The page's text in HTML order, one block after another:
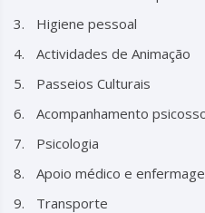
Higiene pessoal
Actividades de Animação
Passeios Culturais
Acompanhamento
Psicologia
Apoio médico e
Transporte